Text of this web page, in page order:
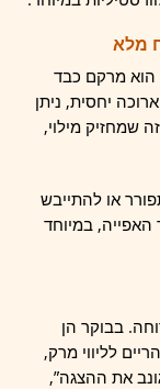
מלא
מרקם כבד
יחסית, ניתן
שמחזיק מילוי,
או להתייבש
במיוחד
בבוקר הן
לליווי מרק,
את ההצגה”,